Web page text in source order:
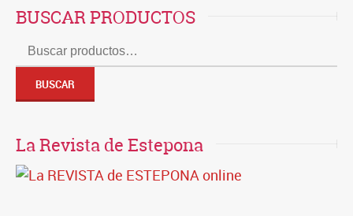
BUSCAR PRODUCTOS
Buscar
por:
BUSCAR
La Revista de Estepona